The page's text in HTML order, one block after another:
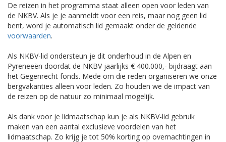
De reizen in het programma staat alleen open voor leden van
de NKBV. Als je je aanmeldt voor een reis, maar nog geen lid
bent, word je automatisch lid gemaakt onder de geldende
voorwaarden.
Als NKBV-lid ondersteun je dit onderhoud in de Alpen en
Pyreneeën doordat de NKBV jaarlijks € 400.000,- bijdraagt aan
het Gegenrecht fonds. Mede om die reden organiseren we onze
bergvakanties alleen voor leden. Zo houden we de impact van
de reizen op de natuur zo minimaal mogelijk.
Als dank voor je lidmaatschap kun je als NKBV-lid gebruik
maken van een aantal exclusieve voordelen van het
lidmaatschap. Zo krijg je tot 50% korting op overnachtingen in